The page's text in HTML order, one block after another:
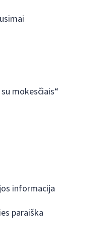
mokesčiais“
informacija
paraiška